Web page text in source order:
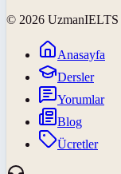
© 2026 UzmanIELTS
Anasayfa
Dersler
Yorumlar
Blog
Ücretler